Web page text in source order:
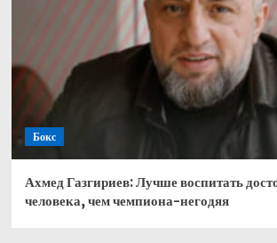
Бокс
Ахмед Газгириев: Лучше воспитать
человека, чем чемпиона-негодяя